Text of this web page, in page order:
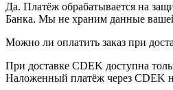
Да. Платёж обрабатывается на
Банка. Мы не храним данные
Можно ли оплатить заказ при
При доставке CDEK доступна
Наложенный платёж через CDEK